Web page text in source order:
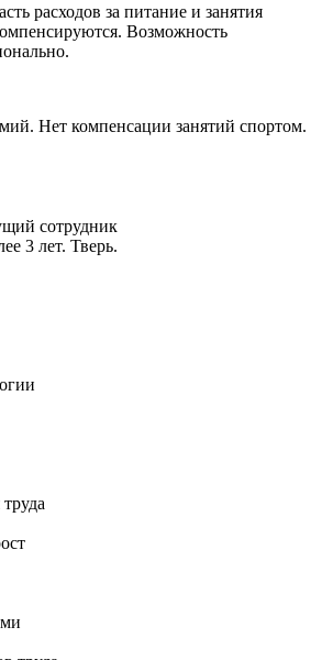
расходов за питание и занятия
Возможность
Нет компенсации занятий спортом.
сотрудник
3 лет. Тверь.